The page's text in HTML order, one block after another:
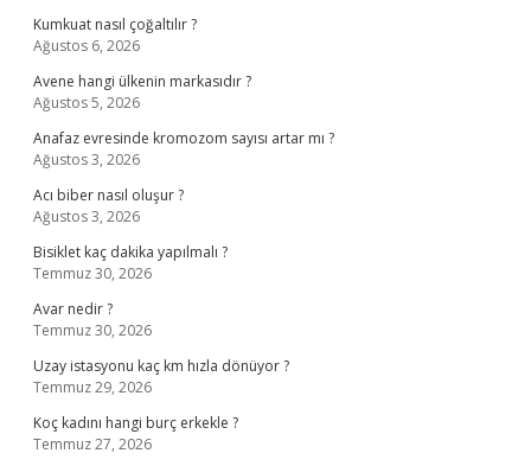
Kumkuat nasıl çoğaltılır ?
Ağustos 6, 2026
Avene hangi ülkenin markasıdır ?
Ağustos 5, 2026
Anafaz evresinde kromozom sayısı artar mı ?
Ağustos 3, 2026
Acı biber nasıl oluşur ?
Ağustos 3, 2026
Bisiklet kaç dakika yapılmalı ?
Temmuz 30, 2026
Avar nedir ?
Temmuz 30, 2026
Uzay istasyonu kaç km hızla dönüyor ?
Temmuz 29, 2026
Koç kadını hangi burç erkekle ?
Temmuz 27, 2026